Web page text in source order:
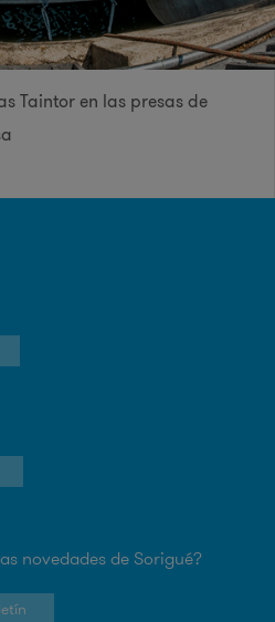
Taintor en las presas de
novedades de Sorigué?